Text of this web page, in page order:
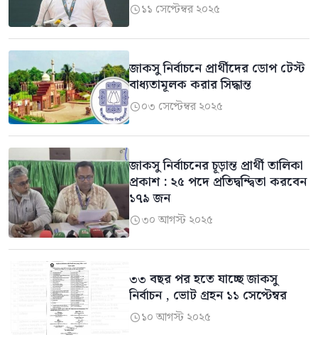
১১ সেপ্টেম্বর ২০২৫
জাকসু নির্বাচনে প্রার্থীদের ডোপ টেস্ট
বাধ্যতামূলক করার সিদ্ধান্ত
০৩ সেপ্টেম্বর ২০২৫
জাকসু নির্বাচনের চূড়ান্ত প্রার্থী তালিকা
প্রকাশ : ২৫ পদে প্রতিদ্বন্দ্বিতা করবেন
১৭৯ জন
৩০ আগস্ট ২০২৫
৩৩ বছর পর হতে যাচ্ছে জাকসু
নির্বাচন , ভোট গ্রহন ১১ সেপ্টেম্বর
১০ আগস্ট ২০২৫